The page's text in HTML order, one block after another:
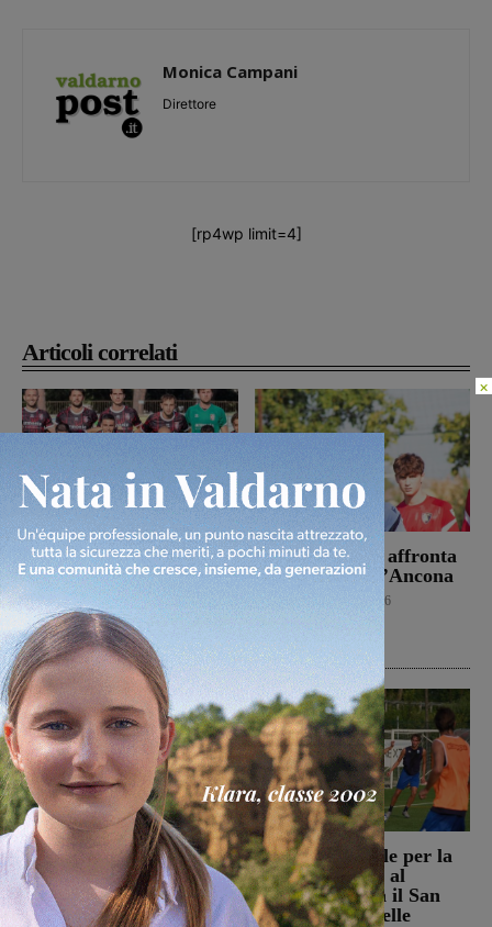
Articoli correlati
Il Terrranuova Traiana
battuto 3-1
nell’amichevole di
Grosseto
Calcio 8 Agosto 2026
Il Montevarchi affronta
in amichevole l’Ancona
Calcio 8 Agosto 2026
Reggello, i consiglieri di
opposizione: “La TARI
2026 resta più alta di
quella del 2022”
Prima stagionale per la
Sangiovannese, al
“Fedini” arriva il San
Donato Tavarnelle
Monica Campani
Direttore
[rp4wp limit=4]
×